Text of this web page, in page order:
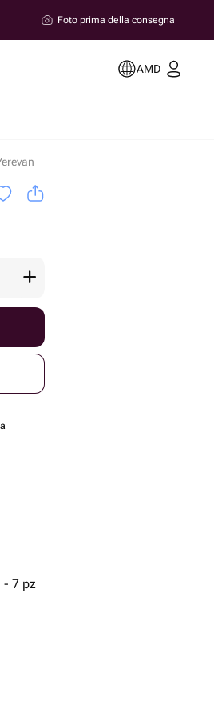
Foto prima della consegna
AMD
- 7 pz